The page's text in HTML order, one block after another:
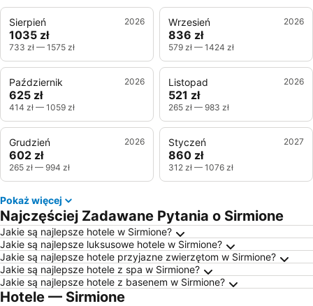
Sierpień 2026
1035 zł
733 zł — 1575 zł
Wrzesień 2026
836 zł
579 zł — 1424 zł
Październik 2026
625 zł
414 zł — 1059 zł
Listopad 2026
521 zł
265 zł — 983 zł
Grudzień 2026
602 zł
265 zł — 994 zł
Styczeń 2027
860 zł
312 zł — 1076 zł
Pokaż więcej
Najczęściej Zadawane Pytania o Sirmione
Jakie są najlepsze hotele w Sirmione?
Jakie są najlepsze luksusowe hotele w Sirmione?
Jakie są najlepsze hotele przyjazne zwierzętom w Sirmione?
Jakie są najlepsze hotele z spa w Sirmione?
Jakie są najlepsze hotele z basenem w Sirmione?
Hotele — Sirmione